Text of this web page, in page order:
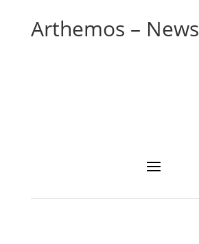
Arthemos – News